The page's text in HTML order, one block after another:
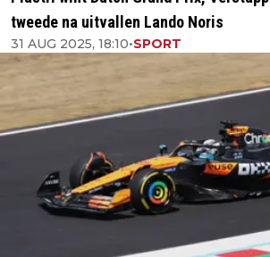
tweede na uitvallen Lando Noris
31 AUG 2025, 18:10•SPORT